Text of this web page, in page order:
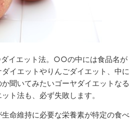
イエット法。○○の中には食品名が
イエットやりんごダイエット、中に
聞いてみたいゴーヤダイエットなる
ト法も、必ず失敗します。
命維持に必要な栄養素が特定の食べ